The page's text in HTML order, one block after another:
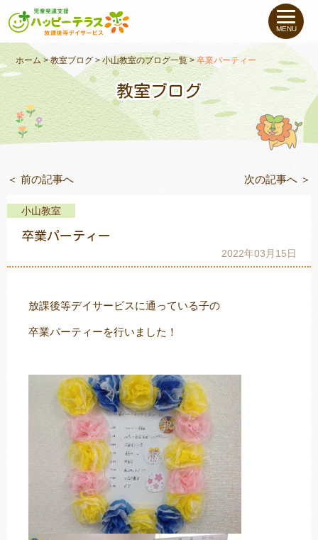
私たちについて
未就学のお子さま（０〜６才）
小学生〜高校生のお子さま
支援事例
教室一覧
トレキング DIDIM
MENU
ホーム >教室ブログ>小山教室のブログ一覧>卒業パーティー
教室ブログ
＜ 前の記事へ 次の記事へ ＞
小山教室
卒業パーティー
2022年03月15日
放課後等デイサービスに通っている子の
卒業パーティーを行いました！